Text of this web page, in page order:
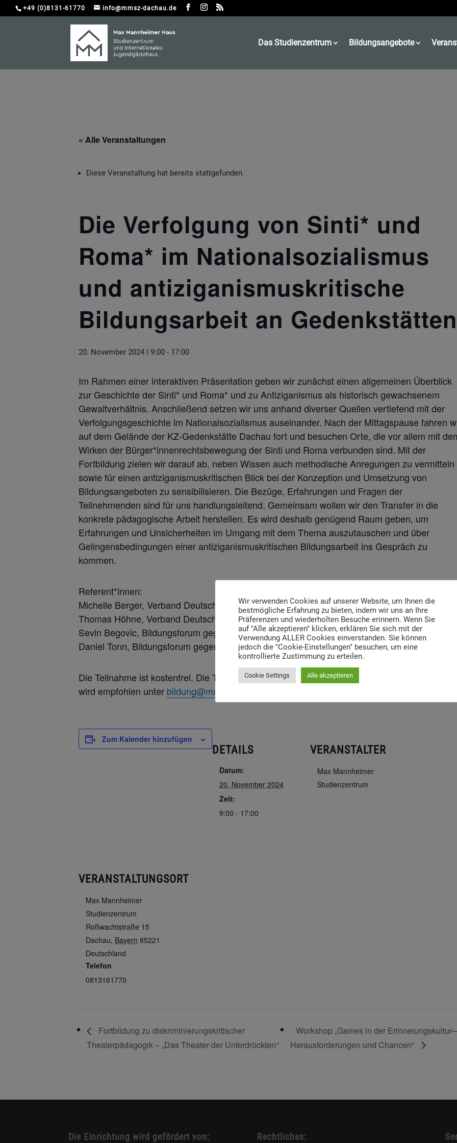
+49 (0)8131-61770 info@mmsz-dachau.de
Das Studienzentrum Bildungsangebote
« Alle Veranstaltungen
Diese Veranstaltung hat bereits stattgefunden.
Die Verfolgung von Sinti* und
Roma* im Nationalsozialismus
und antiziganismuskritische
Bildungsarbeit an
20. November 2024 | 9:00 - 17:00
Im Rahmen einer interaktiven Präsentation geben wir zunächst einen allgemeinen Überblick
zur Geschichte der Sinti* und Roma* und zu Antiziganismus als historisch gewachsenem
Gewaltverhältnis. Anschließend setzen wir uns anhand diverser Quellen vertiefend mit der
Verfolgungsgeschichte im Nationalsozialismus auseinander. Nach der Mittagspause fahren
auf dem Gelände der KZ-Gedenkstätte Dachau fort und besuchen Orte, die vor allem mit
Wirken der Bürger*innenrechtsbewegung der Sinti und Roma verbunden sind. Mit der
Fortbildung zielen wir darauf ab, neben Wissen auch methodische Anregungen zu vermitteln
sowie für einen antiziganismuskritischen Blick bei der Konzeption und Umsetzung von
Bildungsangeboten zu sensibilisieren. Die Bezüge, Erfahrungen und Fragen der
Teilnehmenden sind für uns handlungsleitend. Gemeinsam wollen wir den Transfer in die
konkrete pädagogische Arbeit herstellen. Es wird deshalb genügend Raum geben, um
Erfahrungen und Unsicherheiten im Umgang mit dem Thema auszutauschen und über
Gelingensbedingungen einer antiziganismuskritischen Bildungsarbeit ins Gespräch zu
kommen.
Referent*innen:
Michelle Berger, Verband Deutscher Sinti und Roma, Landesverband Bayern
Thomas Höhne, Verband Deutscher Sinti und Roma, Landesverband Bayern
Sevin Begovic, Bildungsforum gegen Antiziganismus
Daniel Tonn, Bildungsforum gegen Antiziganismus
Die Teilnahme ist kostenfrei. Die Teilnehmendenzahl ist begrenzt. Eine frühzeitige
wird empfohlen unter bildung@mmsz-dachau.de
Zum Kalender hinzufügen
DETAILS
Datum:
20. November 2024
Zeit:
9:00 - 17:00
VERANSTALTER
Max Mannheimer
Studienzentrum
VERANSTALTUNGSORT
Max Mannheimer
Studienzentrum
Roßwachtstraße 15
Dachau, Bayern 85221
Deutschland
Telefon
0813161770
Fortbildung zu diskriminierungskritischer
Theaterpädagogik – „Das Theater der Unterdrückten“
Workshop „Games in der
Herausforderungen und Chancen“
Die Einrichtung wird gefördert von: Rechtliches:
Wir verwenden Cookies auf unserer Website, um Ihnen die
bestmögliche Erfahrung zu bieten, indem wir uns an Ihre
Präferenzen und wiederholten Besuche erinnern. Wenn Sie
auf "Alle akzeptieren" klicken, erklären Sie sich mit der
Verwendung ALLER Cookies einverstanden. Sie können
jedoch die "Cookie-Einstellungen" besuchen, um eine
kontrollierte Zustimmung zu erteilen.
Cookie Settings Alle akzeptieren